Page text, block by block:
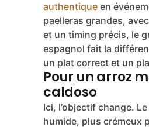
dernières si vous avez
caractère final est
supérieur.
Pour ce type de plat,
nous intervenons
prestataire d’notre
gastronomique avec
authentique en
paelleras grandes,